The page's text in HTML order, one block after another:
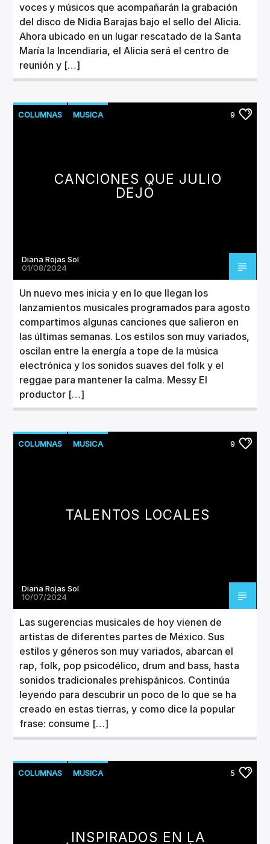
voces y músicos que acompañarán la grabación
del disco de Nidia Barajas bajo el sello del Alicia.
Ahora ubicado en un lugar rescatado de la Santa
María la Incendiaria, el Alicia será el centro de
reunión y […]
COLUMNAS MUSICA 9
CANCIONES QUE JULIO
DEJÓ
Diana Rojas Sol
01/08/2024
Un nuevo mes inicia y en lo que llegan los
lanzamientos musicales programados para agosto
compartimos algunas canciones que salieron en
las últimas semanas. Los estilos son muy variados,
oscilan entre la energía a tope de la música
electrónica y los sonidos suaves del folk y el
reggae para mantener la calma. Messy El
productor […]
COLUMNAS MUSICA 9
TALENTOS LOCALES
Diana Rojas Sol
10/07/2024
Las sugerencias musicales de hoy vienen de
artistas de diferentes partes de México. Sus
estilos y géneros son muy variados, abarcan el
rap, folk, pop psicodélico, drum and bass, hasta
sonidos tradicionales prehispánicos. Continúa
leyendo para descubrir un poco de lo que se ha
creado en estas tierras, y como dice la popular
frase: consume […]
COLUMNAS MUSICA 5
INSPIRADOS EN LA